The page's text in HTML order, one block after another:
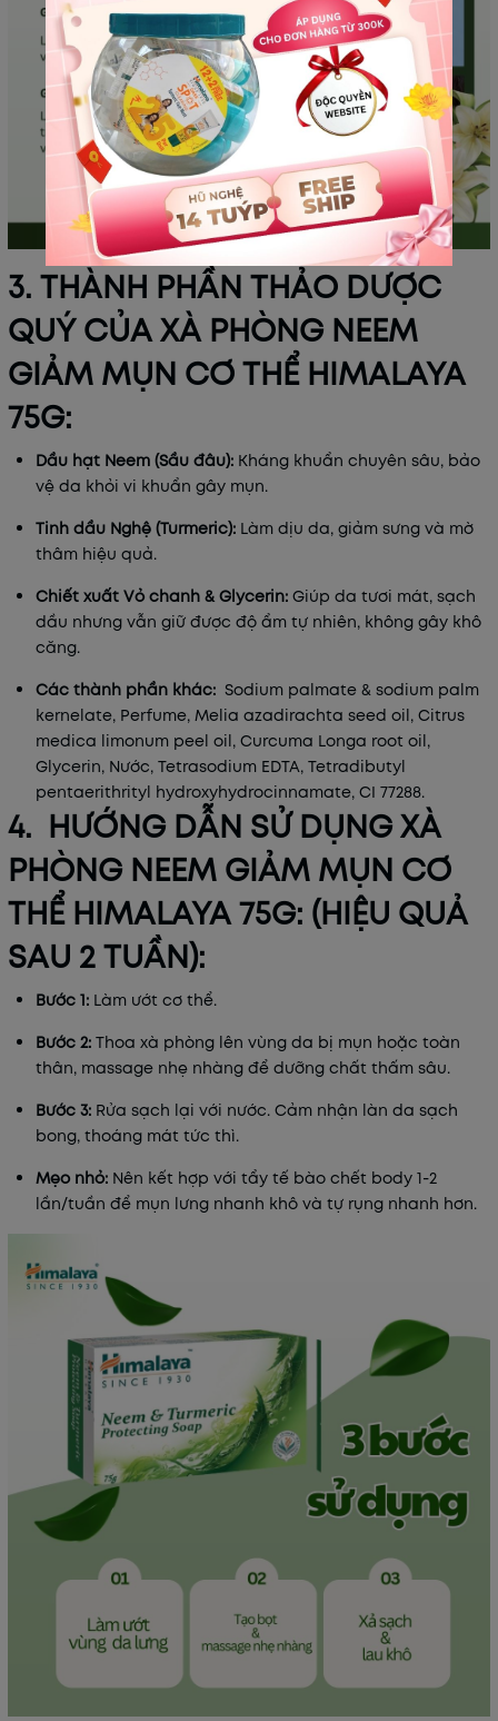
3. THÀNH PHẦN THẢO DƯỢC
QUÝ CỦA XÀ PHÒNG NEEM
GIẢM MỤN CƠ THỂ HIMALAYA
75G:
Dầu hạt Neem (Sầu đâu): Kháng khuẩn chuyên sâu, bảo
vệ da khỏi vi khuẩn gây mụn.
Tinh dầu Nghệ (Turmeric): Làm dịu da, giảm sưng và mờ
thâm hiệu quả.
Chiết xuất Vỏ chanh & Glycerin: Giúp da tươi mát, sạch
dầu nhưng vẫn giữ được độ ẩm tự nhiên, không gây khô
căng.
Các thành phần khác: Sodium palmate & sodium palm
kernelate, Perfume, Melia azadirachta seed oil, Citrus
medica limonum peel oil, Curcuma Longa root oil,
Glycerin, Nước, Tetrasodium EDTA, Tetradibutyl
pentaerithrityl hydroxyhydrocinnamate, CI 77288.
4. HƯỚNG DẪN SỬ DỤNG XÀ
PHÒNG NEEM GIẢM MỤN CƠ
THỂ HIMALAYA 75G: (HIỆU QUẢ
SAU 2 TUẦN):
Bước 1: Làm ướt cơ thể.
Bước 2: Thoa xà phòng lên vùng da bị mụn hoặc toàn
thân, massage nhẹ nhàng để dưỡng chất thấm sâu.
Bước 3: Rửa sạch lại với nước. Cảm nhận làn da sạch
bong, thoáng mát tức thì.
Mẹo nhỏ: Nên kết hợp với tẩy tế bào chết body 1-2
lần/tuần để mụn lưng nhanh khô và tự rụng nhanh hơn.